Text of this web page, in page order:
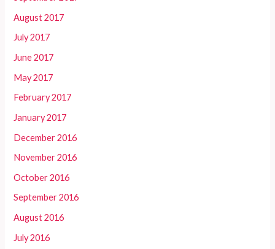
August 2017
July 2017
June 2017
May 2017
February 2017
January 2017
December 2016
November 2016
October 2016
September 2016
August 2016
July 2016